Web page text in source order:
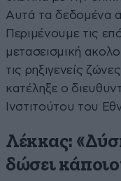
Αυτά τα δεδομένα
Περιμένουμε τις
μετασεισμική
τις ρηξιγενείς
κατέληξε ο
Ινστιτούτου του
Λέκκας:
δώσει